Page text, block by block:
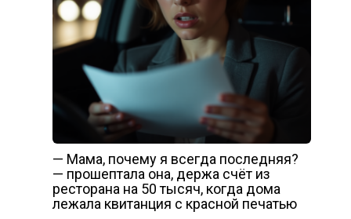
— Мама, почему я всегда последняя?
— прошептала она, держа счёт из
ресторана на 50 тысяч, когда дома
лежала квитанция с красной печатью